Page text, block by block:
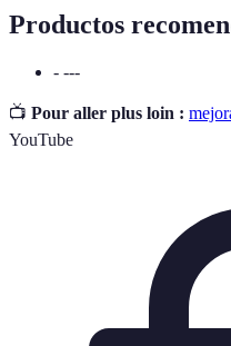
Productos
- ---
📺 Pour aller plus loin :
YouTube